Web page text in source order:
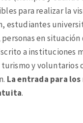
para realizar la
estudiantes
personas en
a instituciones
y voluntarios
La entrada para los
.